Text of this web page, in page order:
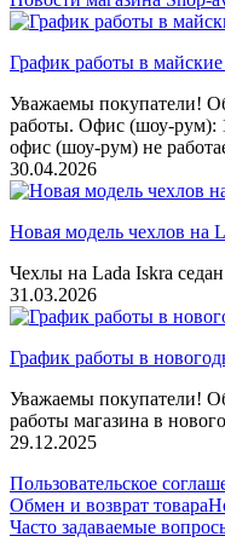
График работы в
Уважаемы покупатели!
работы. Офис (шоу-рум):
офис (шоу-рум) не
30.04.2026
Новая модель чехлов на
Чехлы на Lada Iskra
31.03.2026
График работы в
Уважаемы покупатели!
работы магазина в
29.12.2025
Пользовательское
Обмен и возврат товара
Часто задаваемые